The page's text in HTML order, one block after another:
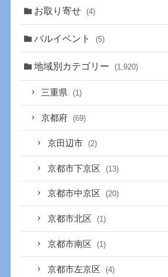
お取り寄せ (4)
バルイベント (5)
地域別カテゴリー (1,920)
三重県 (1)
京都府 (69)
京田辺市 (2)
京都市下京区 (13)
京都市中京区 (20)
京都市北区 (1)
京都市南区 (1)
京都市左京区 (4)